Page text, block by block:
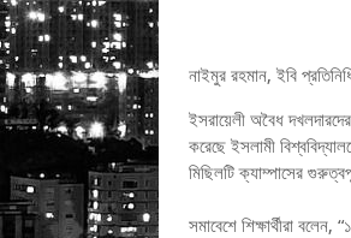
নাইমুর রহমান, ইবি
ইসরায়েলী অবৈধ
করেছে ইসলামী
মিছিলটি ক্যাম্পাসের
সমাবেশে শিক্ষার্থীরা